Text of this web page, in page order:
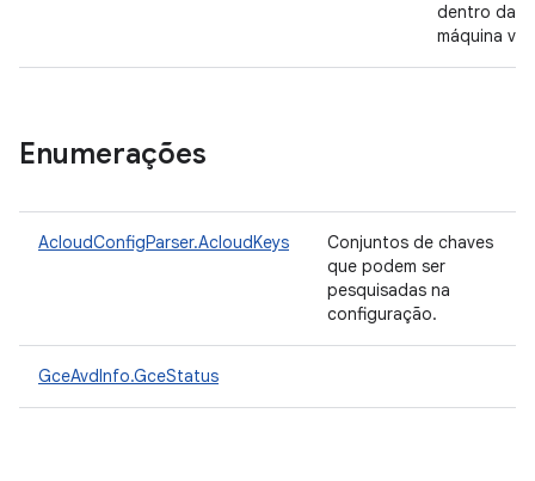
dentro da
máquina
Enumerações
AcloudConfigParser.AcloudKeys
Conjuntos de chaves
que podem ser
pesquisadas na
configuração.
GceAvdInfo.GceStatus